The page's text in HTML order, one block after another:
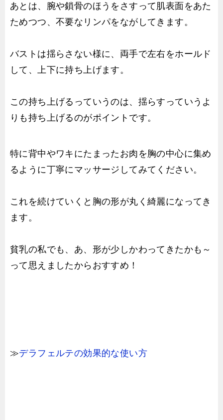
あとは、腕や鎖骨のほうをさすって肌表面をあた
ためつつ、不要なリンパをながしてきます。
バストは揺らさない様に、両手で左右をホールド
して、上下に持ち上げます。
この持ち上げるっていうのは、揺らすっていうよ
りも持ち上げるのがポイントです。
特に背中やワキにたまったお肉を胸の中心に集め
るように丁寧にマッサージしてみてください。
これを続けていくと胸の形が丸く綺麗になってき
ます。
貧乳の私でも、あ、形が少しかわってきたかも～
って思えましたからおすすめ！
≫デラフェルテの効果的な使い方